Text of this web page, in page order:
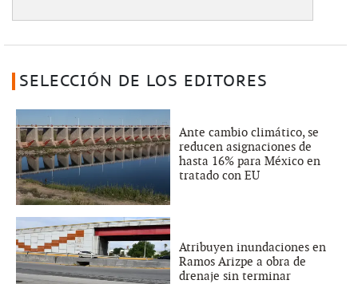
SELECCIÓN DE LOS EDITORES
Ante cambio climático, se
reducen asignaciones de
hasta 16% para México en
tratado con EU
Atribuyen inundaciones en
Ramos Arizpe a obra de
drenaje sin terminar